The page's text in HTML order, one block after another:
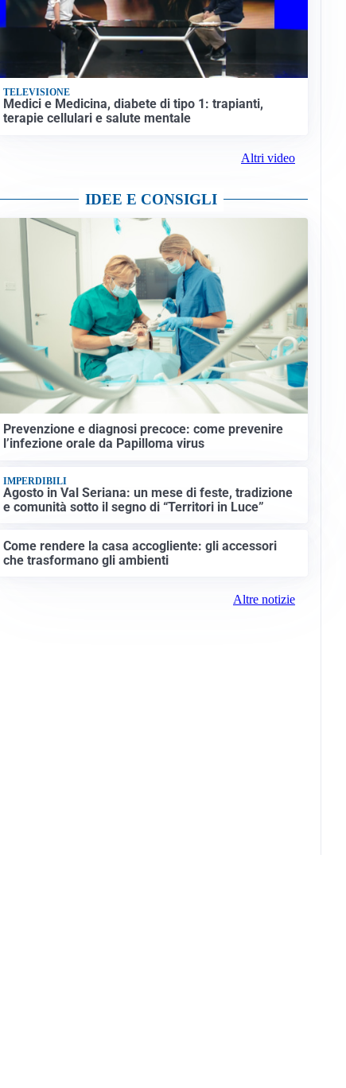
TELEVISIONE
Medici e Medicina, diabete di tipo 1: trapianti,
terapie cellulari e salute mentale
Altri video
IDEE E CONSIGLI
Prevenzione e diagnosi precoce: come prevenire
l’infezione orale da Papilloma virus
IMPERDIBILI
Agosto in Val Seriana: un mese di feste, tradizione
e comunità sotto il segno di “Territori in Luce”
Come rendere la casa accogliente: gli accessori
che trasformano gli ambienti
Altre notizie